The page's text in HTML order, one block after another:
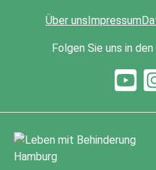
Über uns Impressum
Folgen Sie uns in